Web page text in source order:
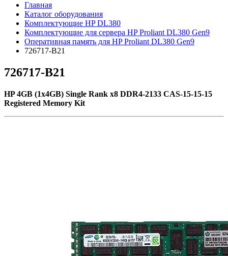
Главная
Каталог оборудования
Комплектующие HP DL380
Комплектующие для сервера HP Proliant DL380 Gen9
Оперативная память для HP Proliant DL380 Gen9
726717-B21
726717-B21
HP 4GB (1x4GB) Single Rank x8 DDR4-2133 CAS-15-15-15
Registered Memory Kit